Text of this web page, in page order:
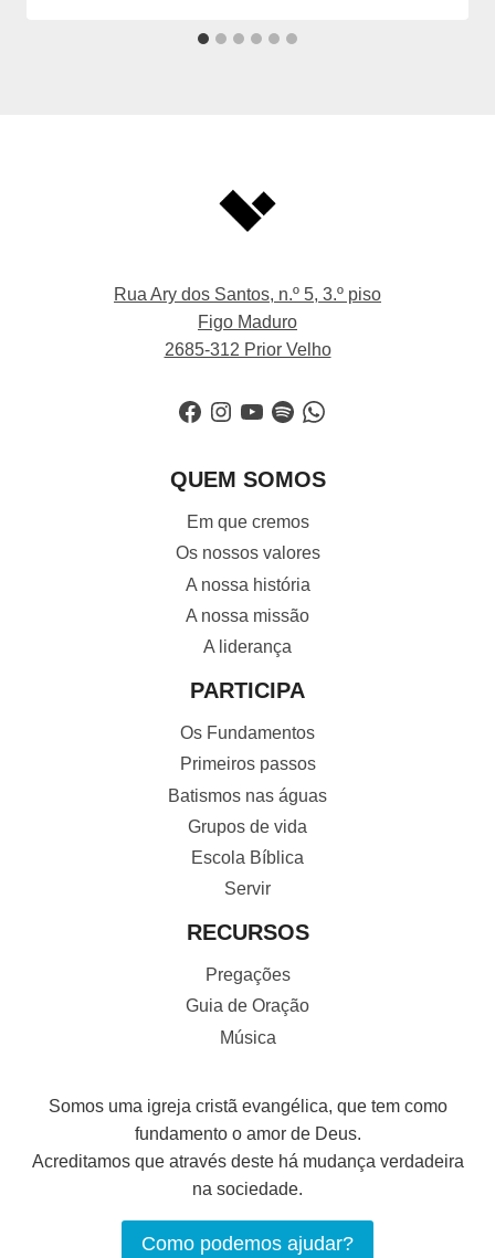
Rua Ary dos Santos, n.º 5, 3.º piso
Figo Maduro
2685-312 Prior Velho
Facebook
Instagram
YouTube
SpotifyWhatsApp
QUEM SOMOS
Em que cremos
Os nossos valores
A nossa história
A nossa missão
A liderança
PARTICIPA
Os Fundamentos
Primeiros passos
Batismos nas águas
Grupos de vida
Escola Bíblica
Servir
RECURSOS
Pregações
Guia de Oração
Música
Somos uma igreja cristã evangélica, que tem como
fundamento o amor de Deus.
Acreditamos que através deste há mudança verdadeira
na sociedade.
Como podemos ajudar?